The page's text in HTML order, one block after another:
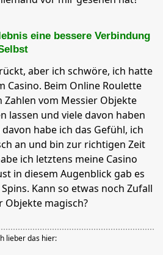
eine bessere Verbindung
aber ich schwöre, ich hatte
Casino. Beim Online Roulette
Zahlen vom Messier Objekte
lassen und viele davon haben
habe ich das Gefühl, ich
an und bin zur richtigen Zeit
ich letztens meine Casino
in diesem Augenblick gab es
Kann so etwas noch Zufall
Objekte magisch?
lieber das hier: